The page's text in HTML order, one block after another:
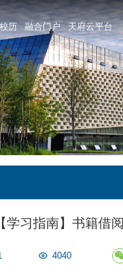
历 融合门户 天府云平台
【学习指南】书籍借阅
4040